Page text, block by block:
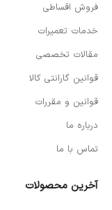
فروش اقساطی
خدمات تعمیرات
مقالات تخصصی
قوانین گارانتی کالا
قوانین و مقررات
درباره ما
تماس با ما
آخرین محصولات